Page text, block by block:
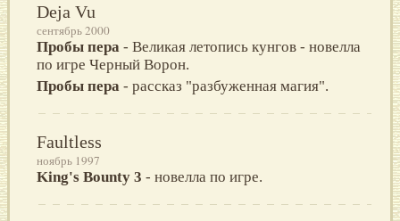
Deja Vu
сентябрь 2000
Пробы пера - Великая летопись кунгов - новелла
по игре Черный Ворон.
Пробы пера - рассказ "разбуженная магия".
Faultless
ноябрь 1997
King's Bounty 3 - новелла по игре.